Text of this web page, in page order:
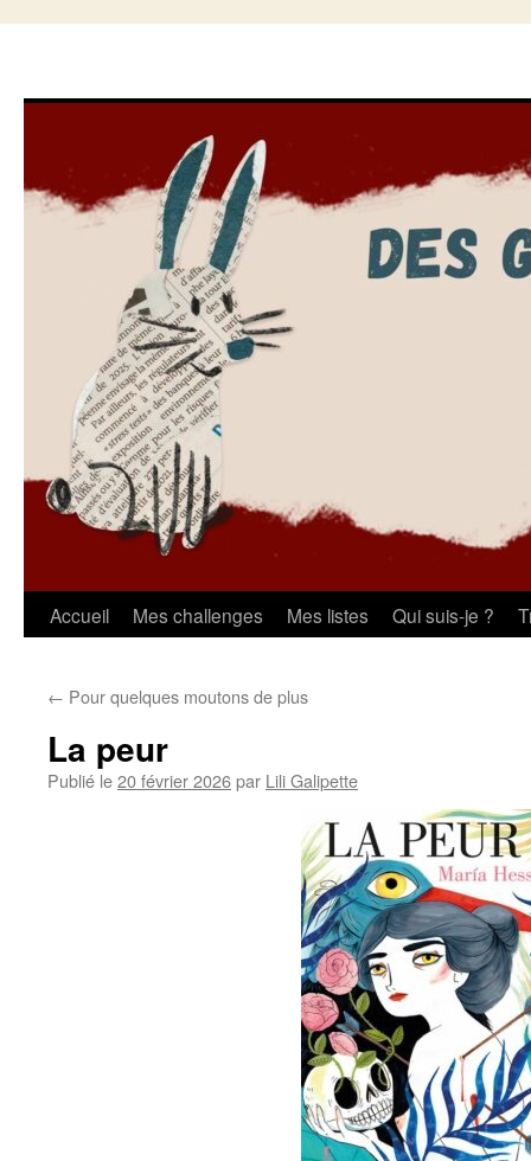
Aller
contenu
Accueil Mes challenges Mes listes Qui suis-je ?
← Pour quelques moutons de plus
La peur
Publié le20 février 2026par Lili Galipette